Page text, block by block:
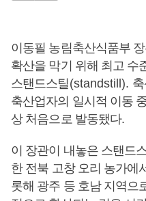
이동필 농림축산식품부
확산을 막기 위해 최고 수
스탠드스틸 (standstill).
축산업자의 일시적 이동
상 처음으로 발동됐다.
이 장관이 내놓은 스탠드
한 전북 고창 오리 농가에
롯해 광주 등 호남 지역으